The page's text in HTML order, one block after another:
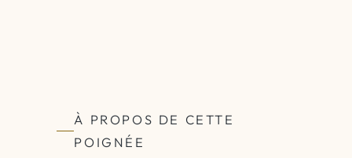
À PROPOS DE CETTE
POIGNÉE